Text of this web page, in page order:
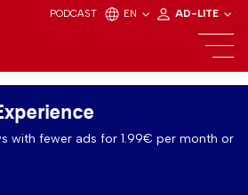
PODCAST EN AD-LITE
with fewer ads for 1.99€ per month or